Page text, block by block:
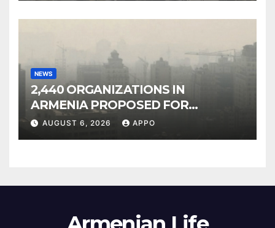
NEWS
2,440 ORGANIZATIONS IN
ARMENIA PROPOSED FOR
INCLUSION IN LIST OF AIR
AUGUST 6, 2026 APPO